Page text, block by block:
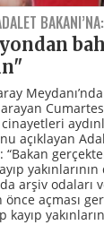
BAKANI’NA:
arayan
açıklayan
arşiv odaları
önce açması
kayıp